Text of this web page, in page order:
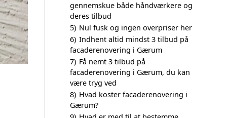
gennemskue både håndværkere og
deres tilbud
5) Nul fusk og ingen overpriser her
6) Indhent altid mindst 3 tilbud på
facaderenovering i Gærum
7) Få nemt 3 tilbud på
facaderenovering i Gærum, du kan
være tryg ved
8) Hvad koster facaderenovering i
Gærum?